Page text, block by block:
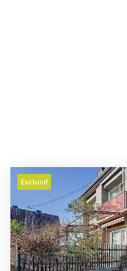
Exclusif